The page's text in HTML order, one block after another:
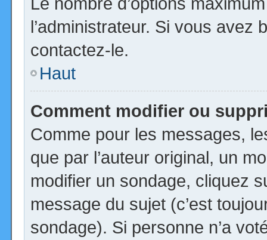
l’administrateur. Si vous avez
contactez-le.
Haut
Comment modifier ou
Comme pour les messages,
que par l’auteur original, un
modifier un sondage, cliquez
message du sujet (c’est
sondage). Si personne n’a